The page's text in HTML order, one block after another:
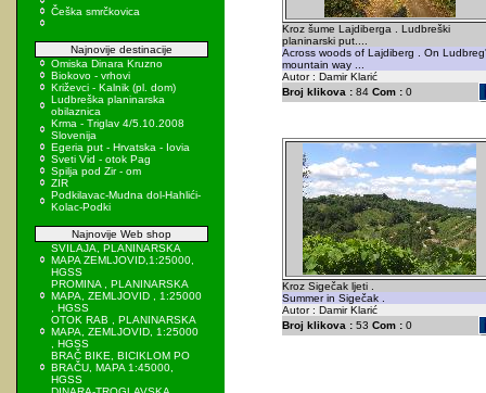
Češka smrčkovica
Najnovije destinacije
Omiska Dinara Kruzno
Biokovo - vrhovi
Križevci - Kalnik (pl. dom)
Ludbreška planinarska
obilaznica
Krma - Triglav 4/5.10.2008
Slovenija
Egeria put - Hrvatska - Iovia
Sveti Vid - otok Pag
Spilja pod Zir - om
ZIR
Podkilavac-Mudna dol-Hahlići-
Kolac-Podki
Najnovije Web shop
SVILAJA, PLANINARSKA
MAPA ZEMLJOVID,1:25000,
HGSS
PROMINA , PLANINARSKA
MAPA, ZEMLJOVID , 1:25000
, HGSS
OTOK RAB , PLANINARSKA
MAPA, ZEMLJOVID, 1:25000
, HGSS
BRAČ BIKE, BICIKLOM PO
BRAČU, MAPA 1:45000,
HGSS
Kroz šume Lajdiberga . Ludbreški
planinarski put....
Across woods of Lajdiberg . On
mountain way ...
Autor : Damir Klarić
Broj klikova :84 Com :0
Kroz Sigečak ljeti .
Summer in Sigečak .
Autor : Damir Klarić
Broj klikova :53 Com :0